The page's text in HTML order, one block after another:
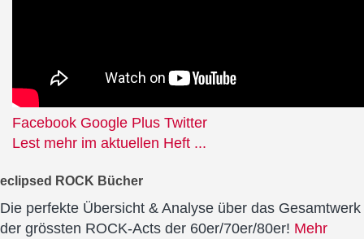
Facebook Google Plus Twitter
Lest mehr im aktuellen Heft ...
eclipsed ROCK Bücher
Die perfekte Übersicht & Analyse über das Gesamtwerk
der grössten ROCK-Acts der 60er/70er/80er! Mehr